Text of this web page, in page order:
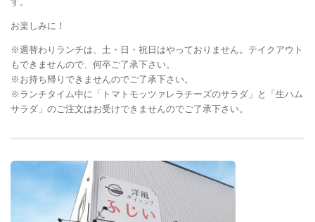
お楽しみに！
※週替わりランチは、土・日・祝日はやっておりません。テイクアウト
もできませんので、何卒ご了承下さい。
※お持ち帰りできませんのでご了承下さい。
※ランチタイム中に「トマトモッツァレラチーズのサラダ」と「生ハム
サラダ」のご注文はお受けできませんのでご了承下さい。